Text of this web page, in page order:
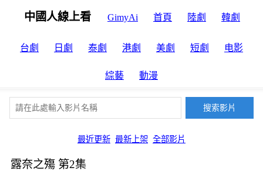
中國人線上看 GimyAi 首頁 陸劇 韓劇
台劇 日劇 泰劇 港劇 美劇 短劇 电影
綜藝 動漫
最近更新 最新上架 全部影片
露奈之殤 第2集